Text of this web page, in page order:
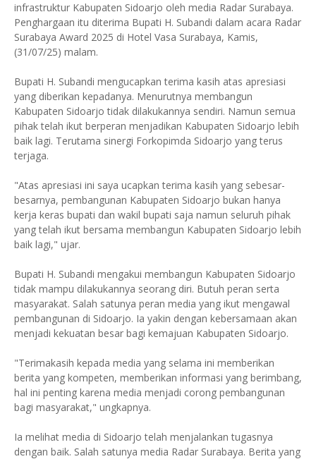
infrastruktur Kabupaten Sidoarjo oleh media Radar Surabaya.
Penghargaan itu diterima Bupati H. Subandi dalam acara Radar
Surabaya Award 2025 di Hotel Vasa Surabaya, Kamis,
(31/07/25) malam.
Bupati H. Subandi mengucapkan terima kasih atas apresiasi
yang diberikan kepadanya. Menurutnya membangun
Kabupaten Sidoarjo tidak dilakukannya sendiri. Namun semua
pihak telah ikut berperan menjadikan Kabupaten Sidoarjo lebih
baik lagi. Terutama sinergi Forkopimda Sidoarjo yang terus
terjaga.
"Atas apresiasi ini saya ucapkan terima kasih yang sebesar-
besarnya, pembangunan Kabupaten Sidoarjo bukan hanya
kerja keras bupati dan wakil bupati saja namun seluruh pihak
yang telah ikut bersama membangun Kabupaten Sidoarjo lebih
baik lagi," ujar.
Bupati H. Subandi mengakui membangun Kabupaten Sidoarjo
tidak mampu dilakukannya seorang diri. Butuh peran serta
masyarakat. Salah satunya peran media yang ikut mengawal
pembangunan di Sidoarjo. Ia yakin dengan kebersamaan akan
menjadi kekuatan besar bagi kemajuan Kabupaten Sidoarjo.
"Terimakasih kepada media yang selama ini memberikan
berita yang kompeten, memberikan informasi yang berimbang,
hal ini penting karena media menjadi corong pembangunan
bagi masyarakat," ungkapnya.
Ia melihat media di Sidoarjo telah menjalankan tugasnya
dengan baik. Salah satunya media Radar Surabaya. Berita yang